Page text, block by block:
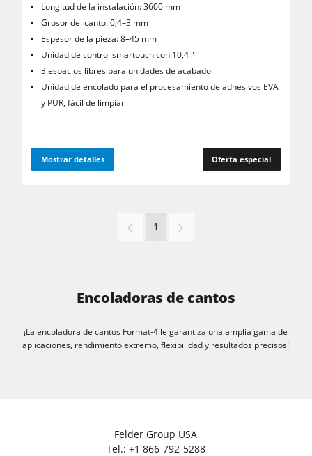
Longitud de la instalación: 3600 mm
Grosor del canto: 0,4–3 mm
Espesor de la pieza: 8–45 mm
Unidad de control smartouch con 10,4 "
3 espacios libres para unidades de acabado
Unidad de encolado para el procesamiento de adhesivos EVA
y PUR, fácil de limpiar
Mostrar detalles Oferta especial
1
Encoladoras de cantos
¡La encoladora de cantos Format-4 le garantiza una amplia gama de
aplicaciones, rendimiento extremo, flexibilidad y resultados precisos!
Felder Group USA
Tel.: +1 866-792-5288